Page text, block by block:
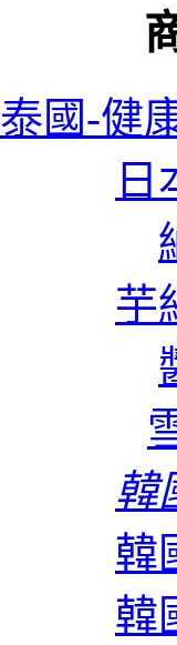
泰國-健
日
芋
韓
韓
韓